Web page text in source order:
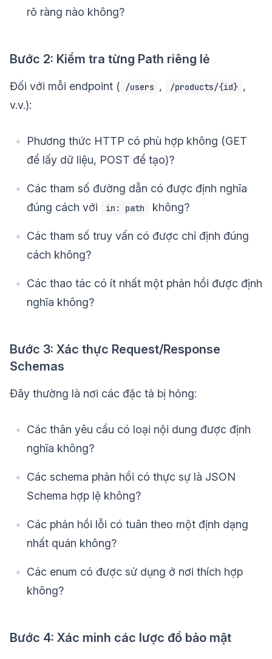
rõ ràng nào không?
Bước 2: Kiểm tra từng Path riêng lẻ
Đối với mỗi endpoint ( /users , /products/{id} ,
v.v.):
Phương thức HTTP có phù hợp không (GET
để lấy dữ liệu, POST để tạo)?
Các tham số đường dẫn có được định nghĩa
đúng cách với
in: path không?
Các tham số truy vấn có được chỉ định đúng
cách không?
Các thao tác có ít nhất một phản hồi được định
nghĩa không?
Bước 3: Xác thực Request/Response
Schemas
Đây thường là nơi các đặc tả bị hỏng:
Các thân yêu cầu có loại nội dung được định
nghĩa không?
Các schema phản hồi có thực sự là JSON
Schema hợp lệ không?
Các phản hồi lỗi có tuân theo một định dạng
nhất quán không?
Các enum có được sử dụng ở nơi thích hợp
không?
Bước 4: Xác minh các lược đồ bảo mật